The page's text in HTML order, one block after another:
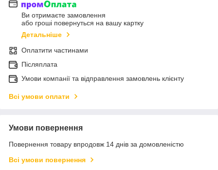
Ви отримаєте замовлення
або гроші повернуться на вашу картку
Детальніше
Оплатити частинами
Післяплата
Умови компанії та відправлення замовлень клієнту
Всі умови оплати
Умови повернення
Повернення товару впродовж 14 днів за домовленістю
Всі умови повернення